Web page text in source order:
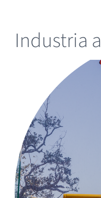
Industria